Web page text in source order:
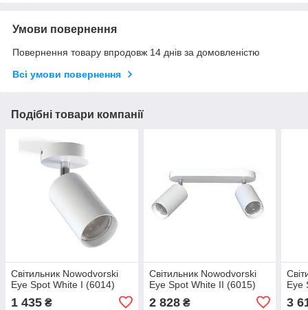
Умови повернення
Повернення товару впродовж 14 днів за домовленістю
Всі умови повернення
Подібні товари компанії
Світильник Nowodvorski
Eye Spot White I (6014)
1 435 ₴
Світильник Nowodvorski
Eye Spot White II (6015)
2 828₴
Eye
3